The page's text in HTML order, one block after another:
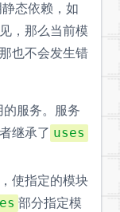
静态依赖，如
，那么当前模
也不会发生错
的服务。服务
继承了 uses
，使指定的模块
部分指定模